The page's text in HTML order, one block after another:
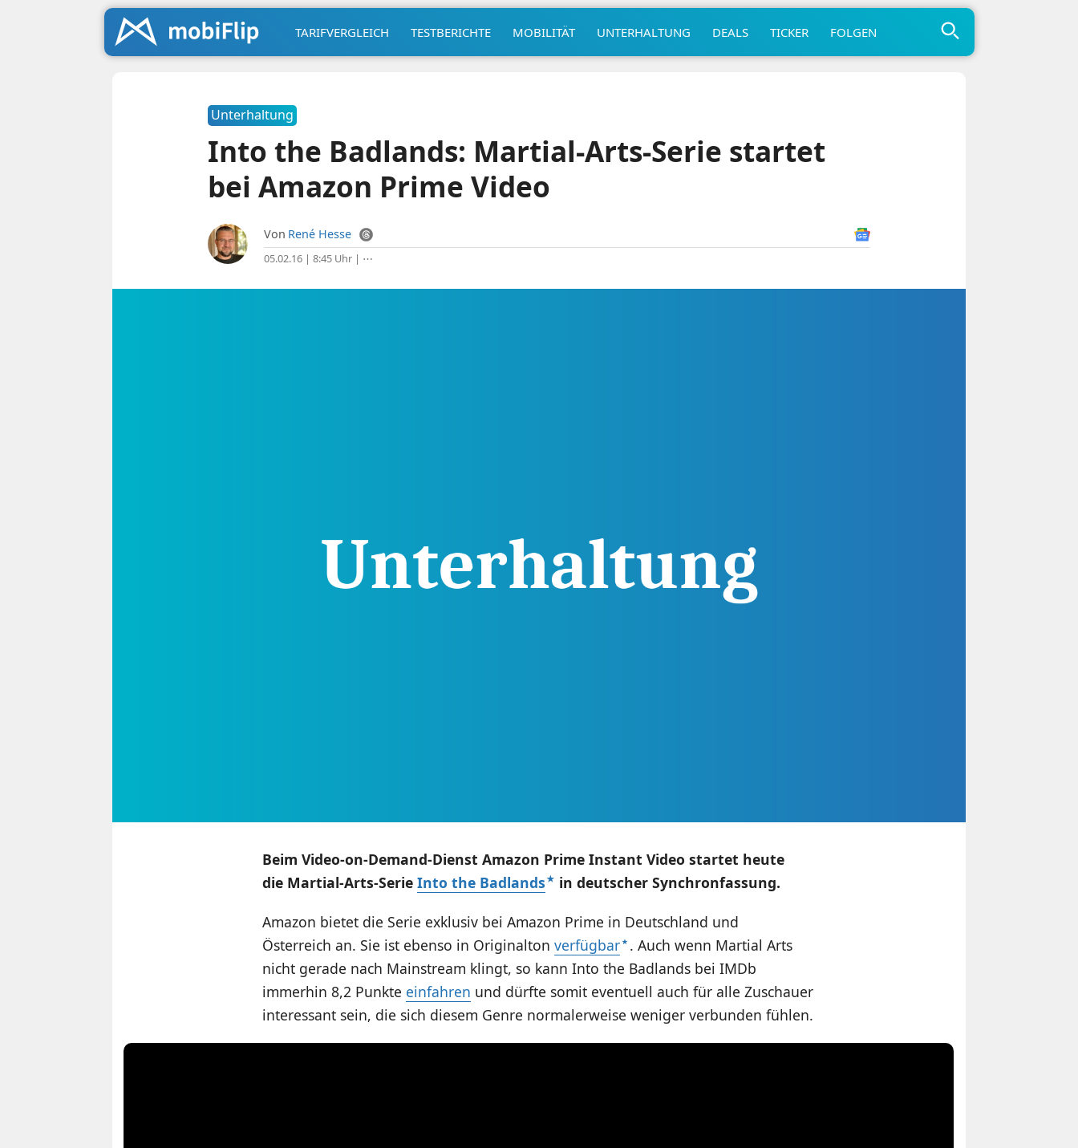
TARIFVERGLEICH TESTBERICHTE MOBILITÄT UNTERHALTUNG DEALS TICKER FOLGEN
Unterhaltung
Into the Badlands: Martial-Arts-Serie startet
bei Amazon Prime Video
Von René Hesse
05.02.16 | 8:45 Uhr| ⋯
Beim Video-on-Demand-Dienst Amazon Prime Instant Video startet heute
die Martial-Arts-Serie Into the Badlands in deutscher Synchronfassung.
Amazon bietet die Serie exklusiv bei Amazon Prime in Deutschland und
Österreich an. Sie ist ebenso in Originalton verfügbar . Auch wenn Martial Arts
nicht gerade nach Mainstream klingt, so kann Into the Badlands bei IMDb
immerhin 8,2 Punkte einfahren und dürfte somit eventuell auch für alle Zuschauer
interessant sein, die sich diesem Genre normalerweise weniger verbunden fühlen.